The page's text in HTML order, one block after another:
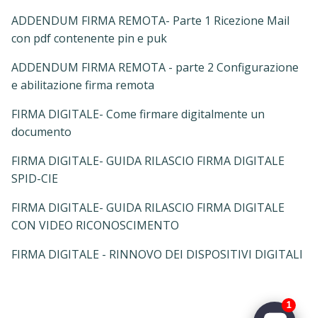
ADDENDUM FIRMA REMOTA- Parte 1 Ricezione Mail
con pdf contenente pin e puk
ADDENDUM FIRMA REMOTA - parte 2 Configurazione
e abilitazione firma remota
FIRMA DIGITALE- Come firmare digitalmente un
documento
FIRMA DIGITALE- GUIDA RILASCIO FIRMA DIGITALE
SPID-CIE
FIRMA DIGITALE- GUIDA RILASCIO FIRMA DIGITALE
CON VIDEO RICONOSCIMENTO
FIRMA DIGITALE - RINNOVO DEI DISPOSITIVI DIGITALI
1